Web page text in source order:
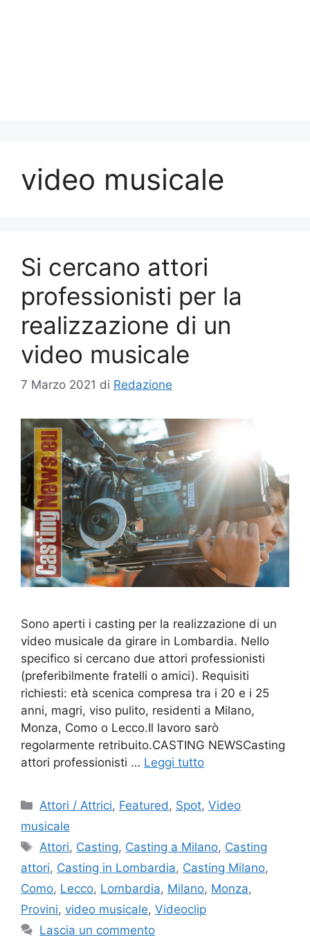
video musicale
Si cercano attori
professionisti per la
realizzazione di un
video musicale
7 Marzo 2021 di Redazione
Sono aperti i casting per la realizzazione di un
video musicale da girare in Lombardia. Nello
specifico si cercano due attori professionisti
(preferibilmente fratelli o amici). Requisiti
richiesti: età scenica compresa tra i 20 e i 25
anni, magri, viso pulito, residenti a Milano,
Monza, Como o Lecco.Il lavoro sarò
regolarmente retribuito.CASTING NEWSCasting
attori professionisti … Leggi tutto
Categorie
Attori / Attrici, Featured , Spot,Video
musicale
Tag
Attori, Casting, Casting a Milano, Casting
attori, Casting in Lombardia, Casting Milano,
Como, Lecco, Lombardia, Milano, Monza,
Provini, video musicale, Videoclip
Lascia un commento